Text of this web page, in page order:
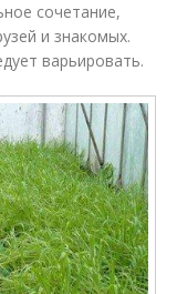
сочетание,
и знакомых.
варьировать.